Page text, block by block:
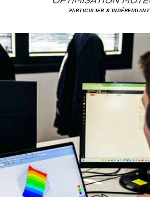
PARTICULIER & INDÉPENDANT